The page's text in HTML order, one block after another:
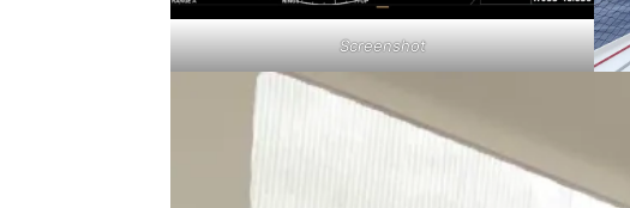
Screenshot